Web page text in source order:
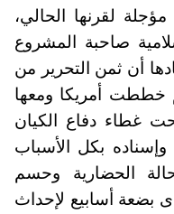
لقرنها الحالي،
صاحبة المشروع
أن ثمن التحرير من
خططت أمريكا ومعها
غطاء دفاع الكيان
بكل الأسباب
الحضارية وحسم
بضعة أسابيع لإحداث